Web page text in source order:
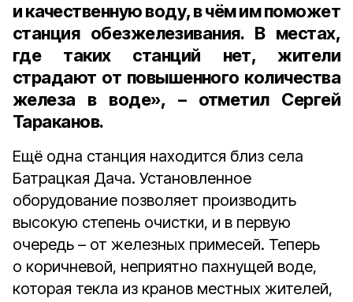
и качественную воду, в чём им поможет
станция обезжелезивания. В местах,
где таких станций нет, жители
страдают от повышенного количества
железа в воде», – отметилСергей
Тараканов.
Ещё одна станция находится близ села
Батрацкая Дача. Установленное
оборудование позволяет производить
высокую степень очистки, и в первую
очередь – от железных примесей. Теперь
о коричневой, неприятно пахнущей воде,
которая текла из кранов местных жителей,